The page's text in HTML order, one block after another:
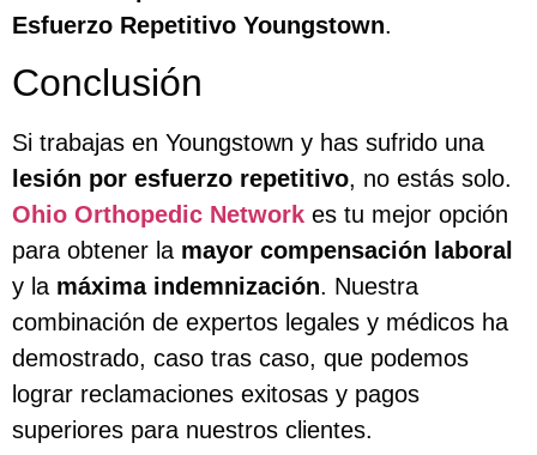
Esfuerzo Repetitivo Youngstown.
Conclusión
Si trabajas en Youngstown y has sufrido una
lesión por esfuerzo repetitivo, no estás solo.
Ohio Orthopedic Network es tu mejor opción
para obtener la mayor compensación laboral
y la máxima indemnización. Nuestra
combinación de expertos legales y médicos ha
demostrado, caso tras caso, que podemos
lograr reclamaciones exitosas y pagos
superiores para nuestros clientes.